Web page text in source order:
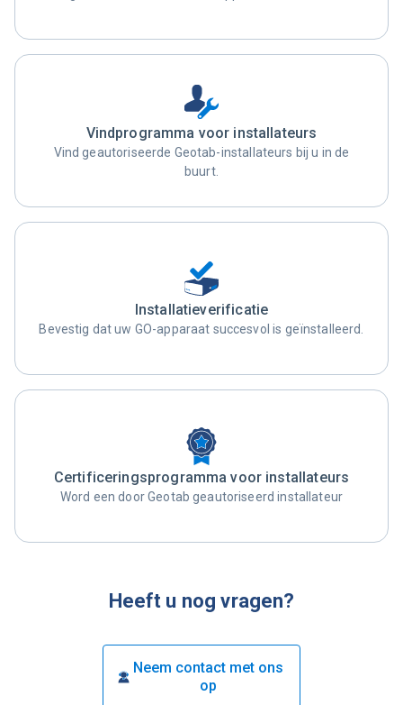
Vindprogramma voor installateurs
Vind geautoriseerde Geotab-installateurs bij u in de
buurt.
Installatieverificatie
Bevestig dat uw GO-apparaat succesvol is geïnstalleerd.
Certificeringsprogramma voor installateurs
Word een door Geotab geautoriseerd installateur
Heeft u nog vragen?
Neem contact met ons
op